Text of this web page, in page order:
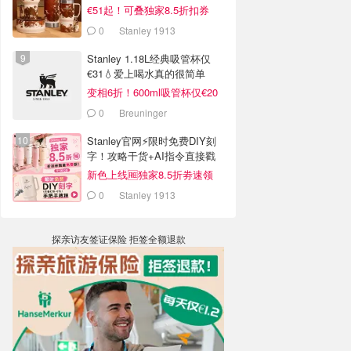
€51起！可叠独家8.5折扣券
0 Stanley 1913
Stanley 1.18L经典吸管杯仅
€31💧爱上喝水真的很简单
变相6折！600ml吸管杯仅€20
0 Breuninger
Stanley官网⚡️限时免费DIY刻
字！攻略干货+AI指令直接戳
新色上线🆓独家8.5折劵速领
0 Stanley 1913
探亲访友签证保险 拒签全额退款